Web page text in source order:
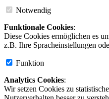
Notwendig
Funktionale Cookies:
Diese Cookies ermöglichen es
z.B. Ihre Spracheinstellungen
Funktion
Analytics Cookies:
Wir setzen Cookies zu